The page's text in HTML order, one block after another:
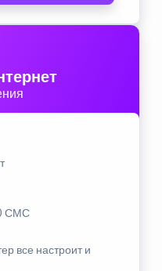
СМС
все настроит и